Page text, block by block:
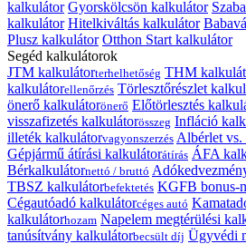
kalkulátor Gyorskölcsön kalkulátor
kalkulátor Hitelkiváltás kalkulátor
Plusz kalkulátor Otthon Start kalkulátor
Segéd kalkulátorok
JTM kalkulátorterhelhetőség THM
kalkulátorellenőrzés Törlesztőrészlet
önerő kalkulátorönerő Előtörlesztés
visszafizetés kalkulátorösszeg Infláció
illeték kalkulátorvagyonszerzés Albérlet
Gépjármű átírási kalkulátorátírás ÁFA
Bérkalkulátornettó / bruttó
TBSZ kalkulátorbefektetés KGFB bonus-
Cégautóadó kalkulátorcéges autó
kalkulátorhozam Napelem megtérülési
tanúsítvány kalkulátorbecsült díj Ügyvédi